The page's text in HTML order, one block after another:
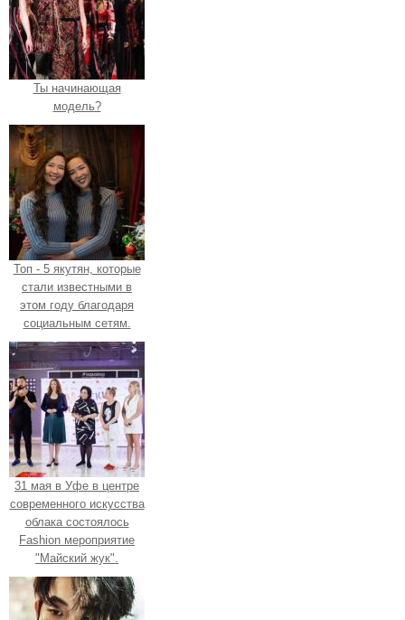
Ты начинающая
модель?
Топ - 5 якутян, которые
стали известными в
этом году благодаря
социальным сетям.
31 мая в Уфе в центре
современного искусства
облака состоялось
Fashion мероприятие
"Майский жук".